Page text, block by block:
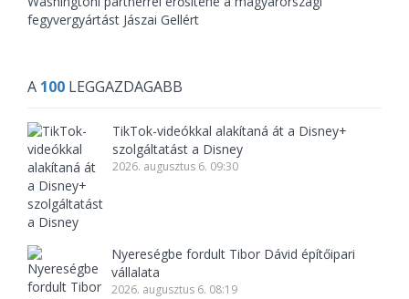
fegyvergyártást Jászai Gellért
A 100 LEGGAZDAGABB
TikTok-videókkal alakítaná át a Disney+
szolgáltatást a Disney
2026. augusztus 6. 09:30
Nyereségbe fordult Tibor Dávid építőipari
vállalata
2026. augusztus 6. 08:19